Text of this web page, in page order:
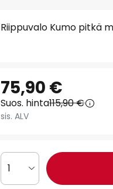
Riippuvalo Kumo pitkä
75,90 €
Suos. hinta115,90 €
sis. ALV
1